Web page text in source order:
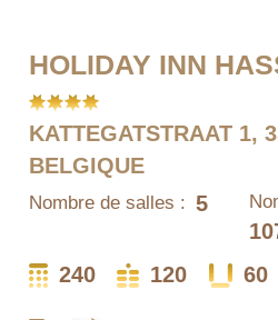
HOLIDAY INN
KATTEGATSTRAAT 1,
BELGIQUE
Nombre de salles : 5
240
120 60